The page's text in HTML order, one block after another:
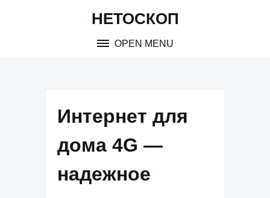
НЕТОСКОП
OPEN MENU
Интернет для
дома 4G —
надежное